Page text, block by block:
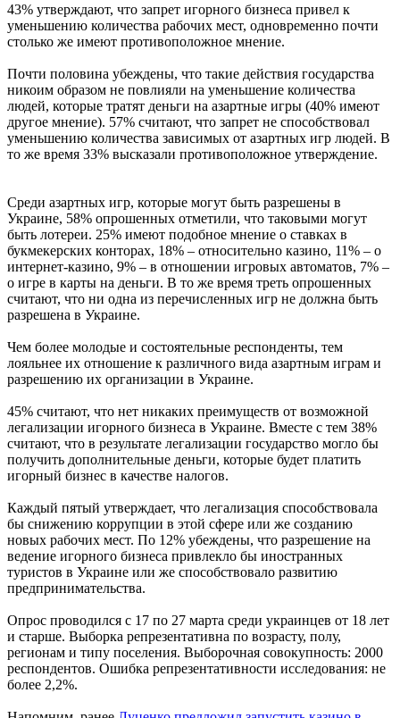
43% утверждают, что запрет игорного бизнеса привел к
уменьшению количества рабочих мест, одновременно почти
столько же имеют противоположное мнение.
Почти половина убеждены, что такие действия государства
никоим образом не повлияли на уменьшение количества
людей, которые тратят деньги на азартные игры (40% имеют
другое мнение). 57% считают, что запрет не способствовал
уменьшению количества зависимых от азартных игр людей. В
то же время 33% высказали противоположное утверждение.
Среди азартных игр, которые могут быть разрешены в
Украине, 58% опрошенных отметили, что таковыми могут
быть лотереи. 25% имеют подобное мнение о ставках в
букмекерских конторах, 18% – относительно казино, 11% – о
интернет-казино, 9% – в отношении игровых автоматов, 7% –
о игре в карты на деньги. В то же время треть опрошенных
считают, что ни одна из перечисленных игр не должна быть
разрешена в Украине.
Чем более молодые и состоятельные респонденты, тем
лояльнее их отношение к различного вида азартным играм и
разрешению их организации в Украине.
45% считают, что нет никаких преимуществ от возможной
легализации игорного бизнеса в Украине. Вместе с тем 38%
считают, что в результате легализации государство могло бы
получить дополнительные деньги, которые будет платить
игорный бизнес в качестве налогов.
Каждый пятый утверждает, что легализация способствовала
бы снижению коррупции в этой сфере или же созданию
новых рабочих мест. По 12% убеждены, что разрешение на
ведение игорного бизнеса привлекло бы иностранных
туристов в Украине или же способствовало развитию
предпринимательства.
Опрос проводился с 17 по 27 марта среди украинцев от 18 лет
и старше. Выборка репрезентативна по возрасту, полу,
регионам и типу поселения. Выборочная совокупность: 2000
респондентов. Ошибка репрезентативности исследования: не
более 2,2%.